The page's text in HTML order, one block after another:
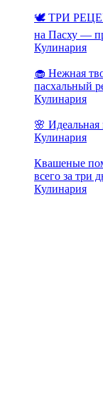
🕊️ ТРИ
на Пасху —
Кулинария
🧁 Нежная
пасхальный
Кулинария
🌸 Идеальная
Кулинария
Квашеные
всего за три
Кулинария